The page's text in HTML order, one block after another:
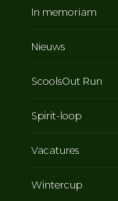
In memoriam
Nieuws
ScoolsOut Run
Spirit-loop
Vacatures
Wintercup